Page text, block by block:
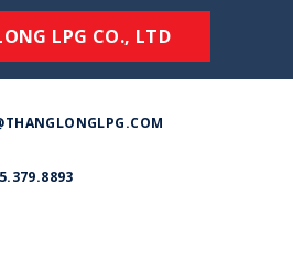
LPG CO., LTD